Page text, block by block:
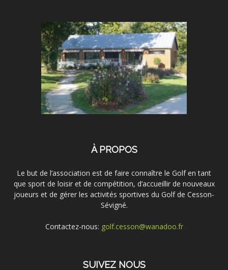
À PROPOS
Le but de l’association est de faire connaître le Golf en tant
que sport de loisir et de compétition, d’accueillir de nouveaux
joueurs et de gérer les activités sportives du Golf de Cesson-
Sévigné.
Contactez-nous: golf.cesson@wanadoo.fr
SUIVEZ NOUS